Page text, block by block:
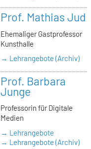
Prof. Mathias Jud
Ehemaliger Gastprofessor
Kunsthalle
→ Lehrangebote (Archiv)
Prof. Barbara
Junge
Professorin für Digitale
Medien
→ Lehrangebote
→ Lehrangebote (Archiv)